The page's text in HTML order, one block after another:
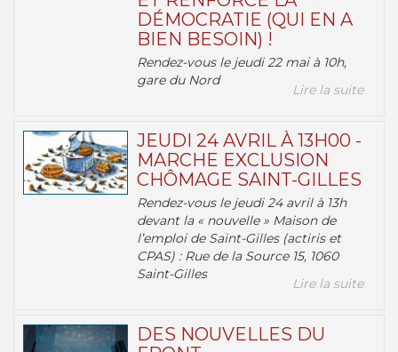
DÉMOCRATIE (QUI EN A
BIEN BESOIN) !
Rendez-vous le jeudi 22 mai à 10h,
gare du Nord
Lire la suite
JEUDI 24 AVRIL À 13H00 -
MARCHE EXCLUSION
CHÔMAGE SAINT-GILLES
Rendez-vous le jeudi 24 avril à 13h
devant la « nouvelle » Maison de
l’emploi de Saint-Gilles (actiris et
CPAS) : Rue de la Source 15, 1060
Saint-Gilles
Lire la suite
DES NOUVELLES DU